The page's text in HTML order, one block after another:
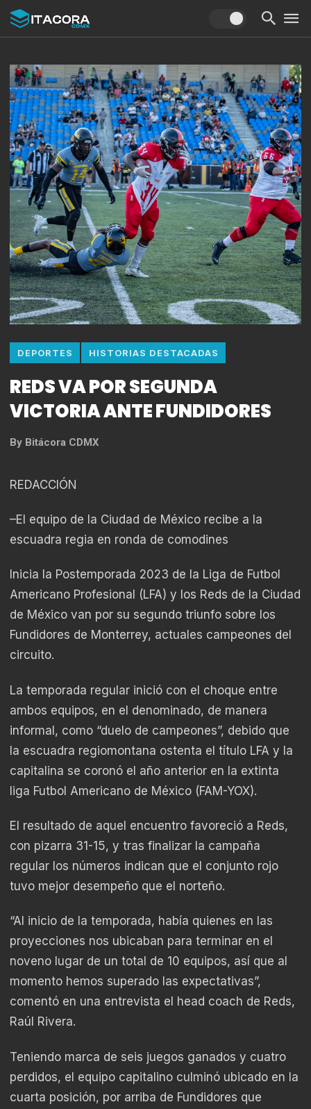
DEPORTES HISTORIAS DESTACADAS
REDS VA POR SEGUNDA
VICTORIA ANTE FUNDIDORES
By Bitácora CDMX
REDACCIÓN
–El equipo de la Ciudad de México recibe a la
escuadra regia en ronda de comodines
Inicia la Postemporada 2023 de la Liga de Futbol
Americano Profesional (LFA) y los Reds de la Ciudad
de México van por su segundo triunfo sobre los
Fundidores de Monterrey, actuales campeones del
circuito.
La temporada regular inició con el choque entre
ambos equipos, en el denominado, de manera
informal, como “duelo de campeones”, debido que
la escuadra regiomontana ostenta el título LFA y la
capitalina se coronó el año anterior en la extinta
liga Futbol Americano de México (FAM-YOX).
El resultado de aquel encuentro favoreció a Reds,
con pizarra 31-15, y tras finalizar la campaña
regular los números indican que el conjunto rojo
tuvo mejor desempeño que el norteño.
“Al inicio de la temporada, había quienes en las
proyecciones nos ubicaban para terminar en el
noveno lugar de un total de 10 equipos, así que al
momento hemos superado las expectativas”,
comentó en una entrevista el head coach de Reds,
Raúl Rivera.
Teniendo marca de seis juegos ganados y cuatro
perdidos, el equipo capitalino culminó ubicado en la
cuarta posición, por arriba de Fundidores que